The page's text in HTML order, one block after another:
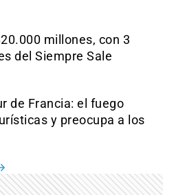
millones, con 3
del Siempre Sale
de Francia: el fuego
y preocupa a los